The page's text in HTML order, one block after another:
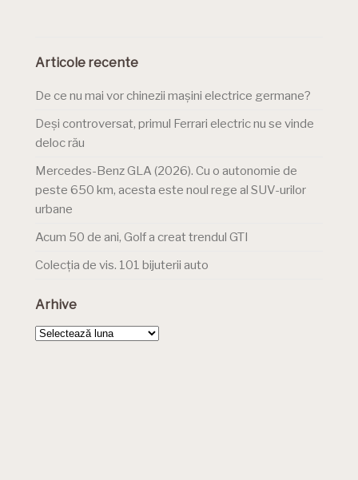
Articole recente
De ce nu mai vor chinezii mașini electrice germane?
Deși controversat, primul Ferrari electric nu se vinde
deloc rău
Mercedes-Benz GLA (2026). Cu o autonomie de
peste 650 km, acesta este noul rege al SUV-urilor
urbane
Acum 50 de ani, Golf a creat trendul GTI
Colecția de vis. 101 bijuterii auto
Arhive
Arhive